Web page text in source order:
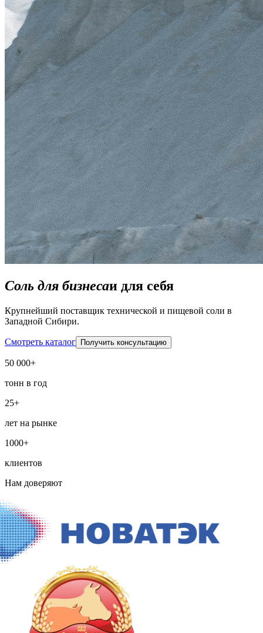
Соль для бизнесаи для себя
Крупнейший поставщик технической и пищевой соли в
Западной Сибири.
Смотреть каталог Получить консультацию
50 000+
тонн в год
25+
лет на рынке
1000+
клиентов
Нам доверяют